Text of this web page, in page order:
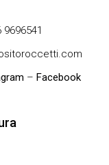
– Facebook